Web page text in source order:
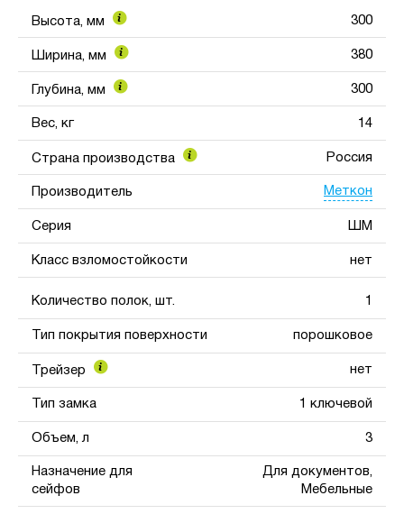
Высота, мм 300
Ширина, мм 380
Глубина, мм 300
Вес, кг 14
Страна производства Россия
Производитель Меткон
Серия ШМ
Класс взломостойкости нет
Количество полок, шт. 1
Тип покрытия поверхности порошковое
Трейзер нет
Тип замка 1 ключевой
Объем, л 3
Назначение для
сейфов
Для документов,
Мебельные